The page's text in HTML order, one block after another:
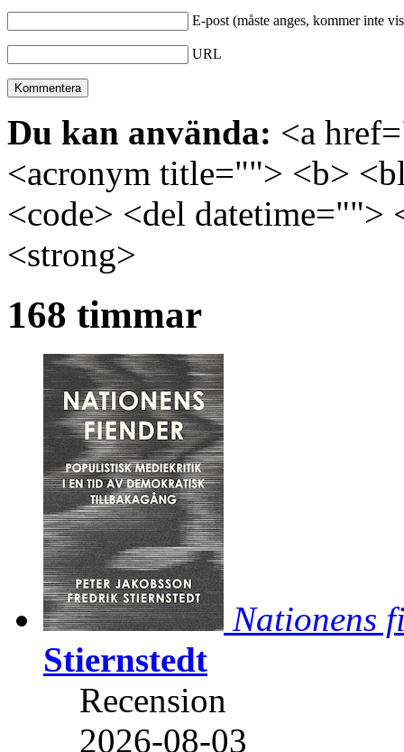
E-post (måste anges, kommer inte
URL
Du kan använda: <a
<acronym title=""> <b>
<code> <del
<strong>
168 timmar
Nationens
Stiernstedt
Recension
2026-08-03